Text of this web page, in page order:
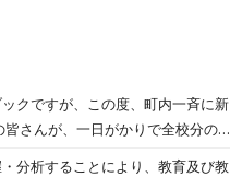
クですが、この度、町内一斉に新
分析することにより、教育及び教